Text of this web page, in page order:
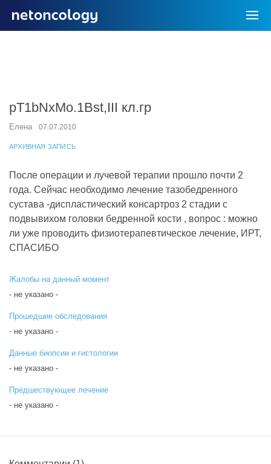
pT1bNxMo.1Bst,III кл.гр
Елена 07.07.2010
АРХИВНАЯ ЗАПИСЬ
После операции и лучевой терапии прошло почти 2
года. Сейчас необходимо лечение тазобедренного
сустава -диспластический консартроз 2 стадии с
подвывихом головки бедренной кости , вопрос : можно
ли уже проводить физиотерапевтическое лечение, ИРТ,
СПАСИБО
Жалобы на данный момент
- не указано -
Прошедшие обследования
- не указано -
Данные биопсии и гистологии
- не указано -
Предшествующее лечение
- не указано -